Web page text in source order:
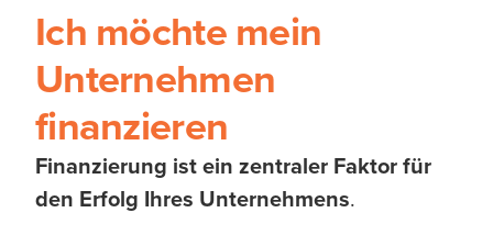
Ich möchte mein
Unternehmen
finanzieren
Finanzierung ist ein zentraler Faktor für
den Erfolg Ihres Unternehmens.